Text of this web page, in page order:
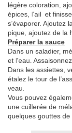
légère coloration,
épices, l’ail et
s’évaporer. Ajoutez
pique, ajoutez de la
Préparer la sauce
Dans un saladier,
et l’eau.
Dans les assiettes,
étalez le tour de
veau.
Vous pouvez
une cuillerée de
quelques gouttes de